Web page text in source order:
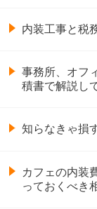
内装工事と税
事務所、オフ
積書で解説し
知らなきゃ損
カフェの内装
っておくべき